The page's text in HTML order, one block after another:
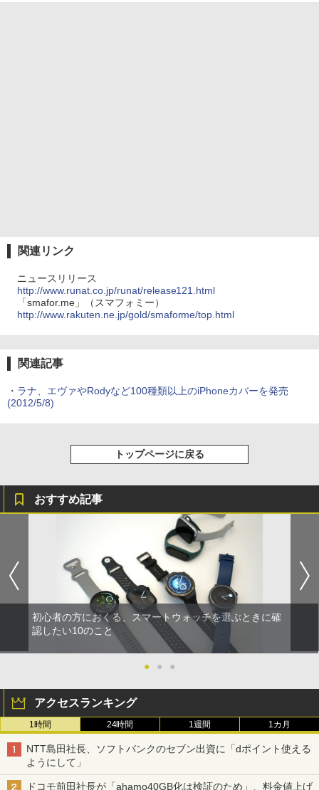
関連リンク
ニュースリリース
http://www.runat.co.jp/runat/release121.html
「smafor.me」（スマフォミー）
http://www.rakuten.ne.jp/gold/smaforme/top.html
関連記事
・ ラナ、エヴァやRodyなど100種類以上のiPhoneカバーを発売
(2012/5/8)
トップページに戻る
おすすめ記事
初心者の方におくる、スマートウォッチを選ぶときに確
認したい10のこと
● ● ●
アクセスランキング
1時間 24時間 1週間 1カ月
NTT島田社長、ソフトバンクのセブン出資に「dポイント使える
ようにして」
ドコモ前田社長が「ahamo40GB化は検証のため」、料金値上げ